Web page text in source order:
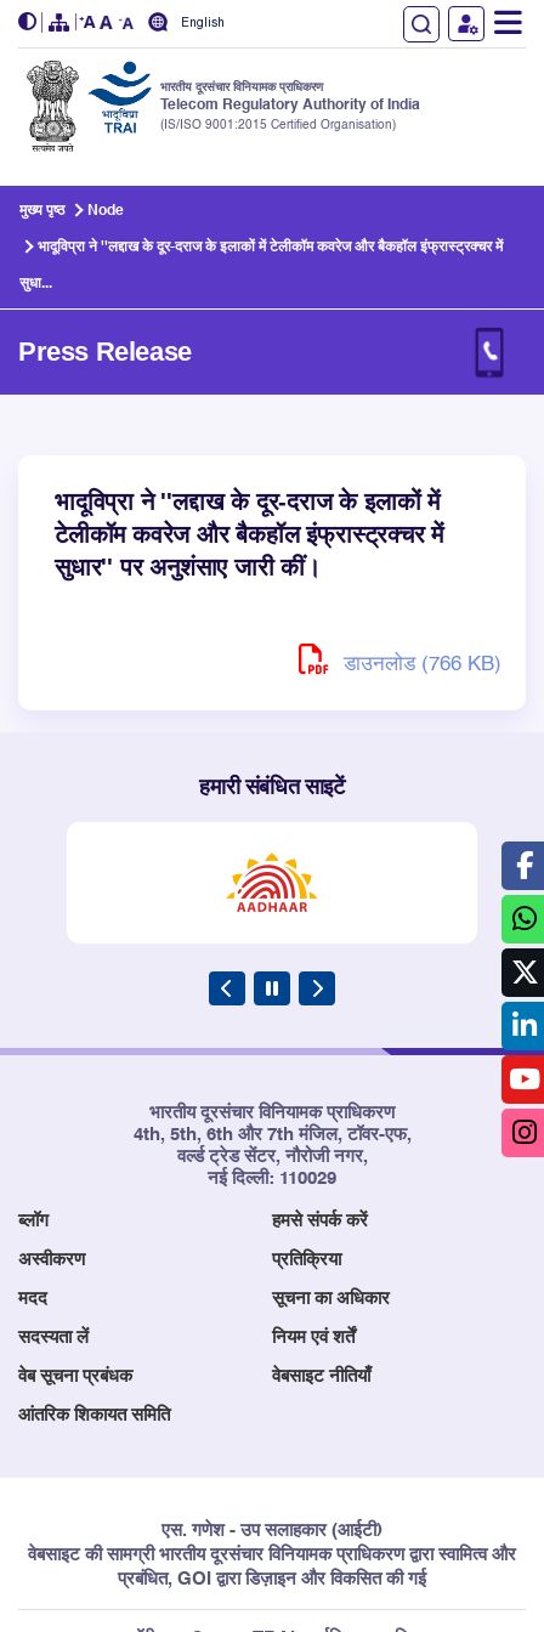
English
भारतीय दूरसंचार विनियामक प्राधिकरण
Telecom Regulatory Authority of India
(IS/ISO 9001:2015 Certified Organisation)
मुख्य पृष्ठ Node
भादूविप्रा ने ''लद्दाख के दूर-दराज के इलाकों में टेलीकॉम कवरेज और बैकहॉल इंफ्रास्ट्रक्चर में
सुधा...
Press Release
भादूविप्रा ने ''लद्दाख के दूर-दराज के इलाकों में
टेलीकॉम कवरेज और बैकहॉल इंफ्रास्ट्रक्चर में
सुधार'' पर अनुशंसाए जारी कीं।
डाउनलोड (766 KB)
हमारी संबंधित साइटें
भारतीय दूरसंचार विनियामक प्राधिकरण
4th, 5th, 6th और 7th मंजिल, टॉवर-एफ,
वर्ल्ड ट्रेड सेंटर, नौरोजी नगर,
नई दिल्ली: 110029
ब्लॉग हमसे संपर्क करें
अस्वीकरण प्रतिक्रिया
मदद सूचना का अधिकार
सदस्यता लें नियम एवं शर्तें
वेब सूचना प्रबंधक वेबसाइट नीतियाँ
आंतरिक शिकायत समिति
एस. गणेश - उप सलाहकार (आईटी)
वेबसाइट की सामग्री भारतीय दूरसंचार विनियामक प्राधिकरण द्वारा स्वामित्व और
प्रबंधित, GOI द्वारा डिज़ाइन और विकसित की गई